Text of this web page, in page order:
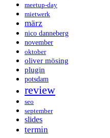
meetup-day
mietwerk
märz
nico danneberg
november
oktober
oliver mösing
plugin
potsdam
review
seo
september
slides
termin